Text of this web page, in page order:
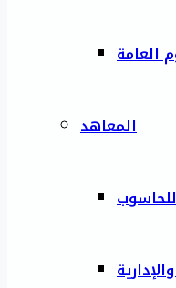
العامة
المعاهد